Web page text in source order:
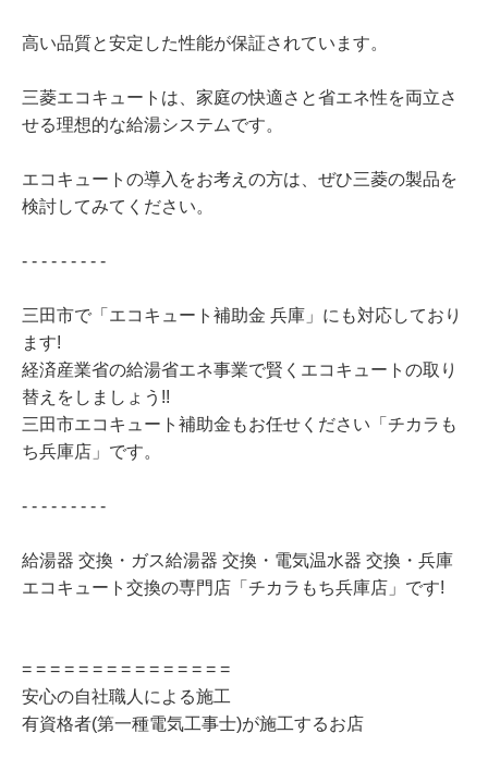
高い品質と安定した性能が保証されています。
三菱エコキュートは、家庭の快適さと省エネ性を両立さ
せる理想的な給湯システムです。
エコキュートの導入をお考えの方は、ぜひ三菱の製品を
検討してみてください。
- - - - - - - - -
三田市で「エコキュート補助金 兵庫」にも対応しており
ます!
経済産業省の給湯省エネ事業で賢くエコキュートの取り
替えをしましょう!!
三田市エコキュート補助金もお任せください「チカラも
ち兵庫店」です。
- - - - - - - - -
給湯器 交換・ガス給湯器 交換・電気温水器 交換・兵庫
エコキュート交換の専門店「チカラもち兵庫店」です!
= = = = = = = = = = = = = = =
安心の自社職人による施工
有資格者(第一種電気工事士)が施工するお店